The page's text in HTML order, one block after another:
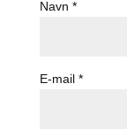
Navn *
E-mail *